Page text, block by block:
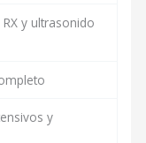
y ultrasonido
y